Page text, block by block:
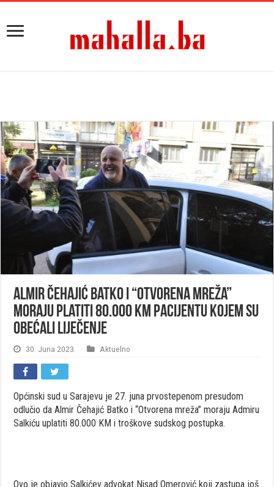
Almir Čehajić Batko i “Otvorena mreža”
moraju platiti 80.000 KM pacijentu kojem su
obećali liječenje
30. Juna 2023. Aktuelno
Općinski sud u Sarajevu je 27. juna prvostepenom presudom
odlučio da Almir Čehajić Batko i “Otvorena mreža” moraju Admiru
Salkiću uplatiti 80.000 KM i troškove sudskog postupka.
Ovo je objavio Salkićev advokat Nisad Omerović koji zastupa još